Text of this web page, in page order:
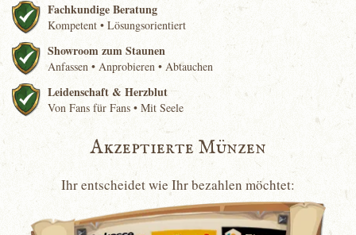
Fachkundige Beratung
Kompetent • Lösungsorientiert
Showroom zum Staunen
Anfassen • Anprobieren • Abtauchen
Leidenschaft & Herzblut
Von Fans für Fans • Mit Seele
Akzeptierte Münzen
Ihr entscheidet wie Ihr bezahlen möchtet: